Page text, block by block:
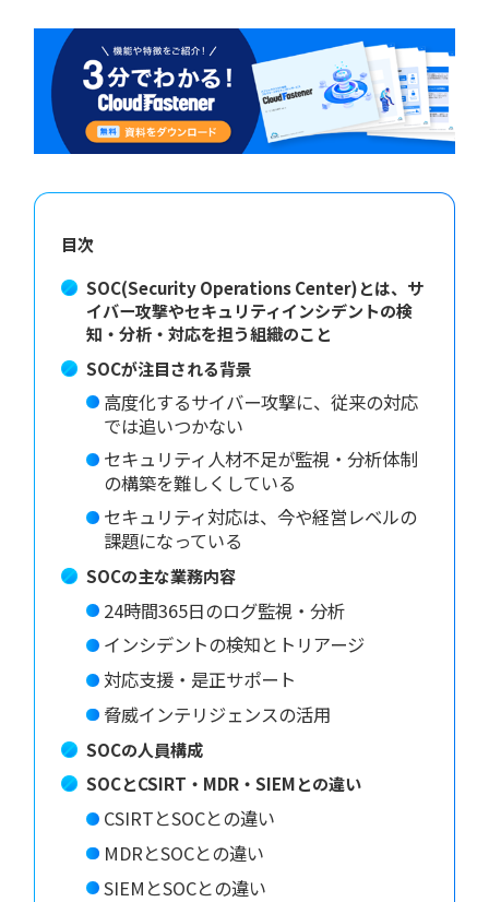
目次
SOC(Security Operations Center)とは、サ
イバー攻撃やセキュリティインシデントの検
知・分析・対応を担う組織のこと
SOCが注目される背景
高度化するサイバー攻撃に、従来の対応
では追いつかない
セキュリティ人材不足が監視・分析体制
の構築を難しくしている
セキュリティ対応は、今や経営レベルの
課題になっている
SOCの主な業務内容
24時間365日のログ監視・分析
インシデントの検知とトリアージ
対応支援・是正サポート
脅威インテリジェンスの活用
SOCの人員構成
SOCとCSIRT・MDR・SIEMとの違い
CSIRTとSOCとの違い
MDRとSOCとの違い
SIEMとSOCとの違い